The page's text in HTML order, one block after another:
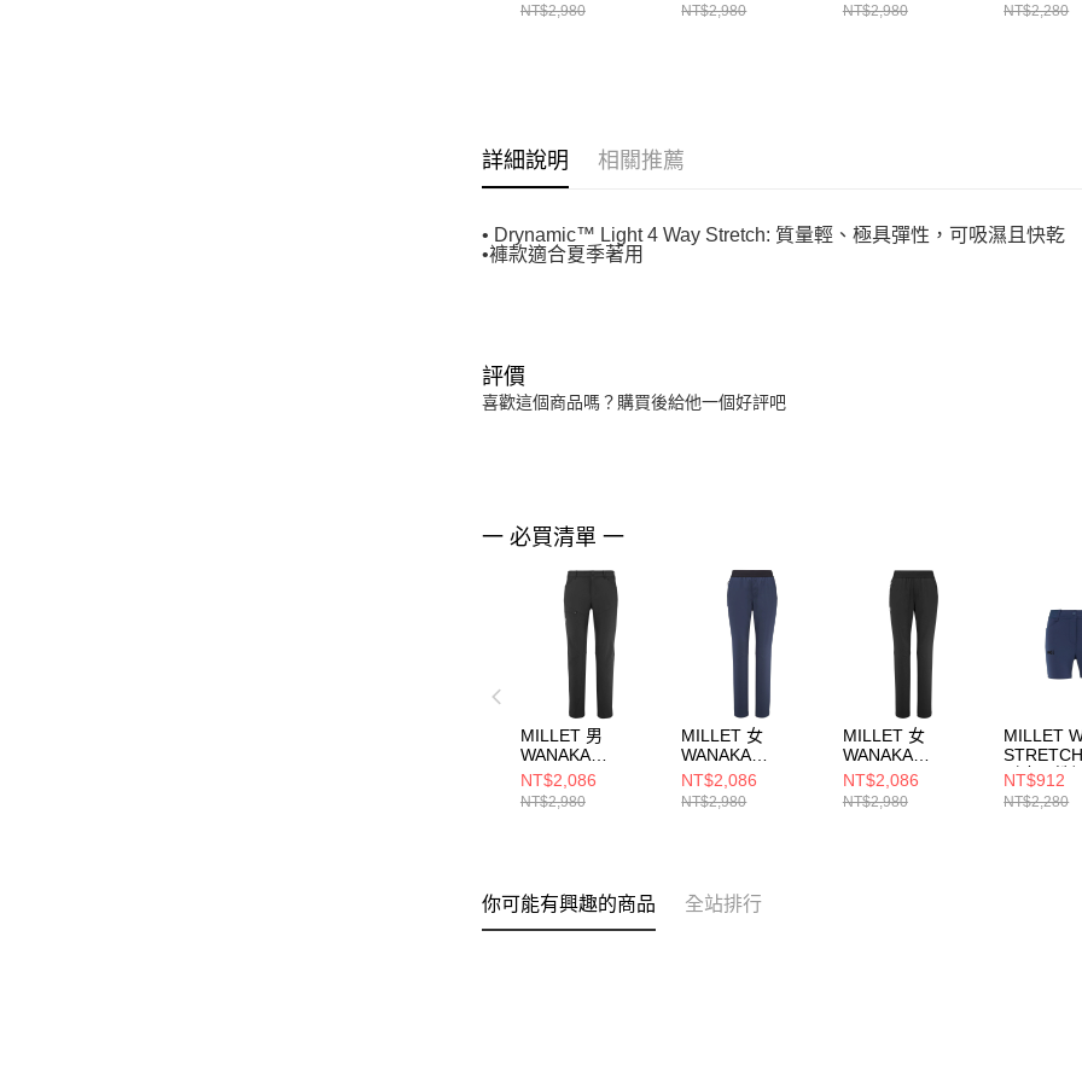
MIV10109N0247
NT$2,980
MIV10116N7317
NT$2,980
MIV10116N0247
NT$2,980 NT$2,280
詳細說明 相關推薦
• Drynamic™ Light 4 Way Stretch: 質量輕、極具彈性，可吸濕且快乾
•褲款適合夏季著用
評價
喜歡這個商品嗎？購買後給他一個好評吧
一 必買清單 一
MILLET 男
WANAKA
STRETCH PANT
III M 長褲
MIV10109N0247
NT$2,086
NT$2,980
MILLET 女
WANAKA
STRETCH PANT
III W 長褲
MIV10116N7317
NT$2,086
NT$2,980
MILLET 女
WANAKA
STRETCH PANT
III W 長褲
MIV10116N0247
NT$2,086
NT$2,980
MILLET
耐磨彈性
NT$912
NT$2,280
你可能有興趣的商品 全站排行